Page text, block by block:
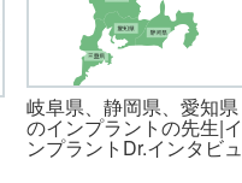
岐阜県、静岡県、愛知県
のインプラントの先生|イ
ンプラントDr.インタビュ